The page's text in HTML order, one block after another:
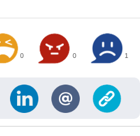
0 0 1